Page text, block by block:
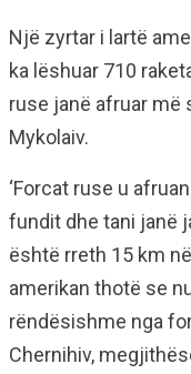
Një zyrtar i lartë
ka lëshuar 710
ruse janë afruar më
Mykolaiv.
‘Forcat ruse u
fundit dhe tani janë
është rreth 15 km
amerikan thotë se
rëndësishme nga
Chernihiv,